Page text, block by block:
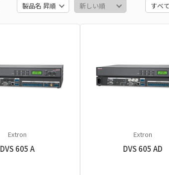
Extron
DVS 605 A
Extron
DVS 605 AD